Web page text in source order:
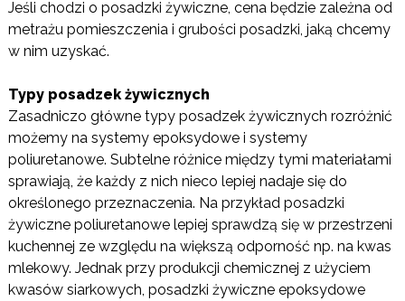
Jeśli chodzi o posadzki żywiczne, cena będzie zależna od
metrażu pomieszczenia i grubości posadzki, jaką chcemy
w nim uzyskać.
Typy posadzek żywicznych
Zasadniczo główne typy posadzek żywicznych rozróżnić
możemy na systemy epoksydowe i systemy
poliuretanowe. Subtelne różnice między tymi materiałami
sprawiają, że każdy z nich nieco lepiej nadaje się do
określonego przeznaczenia. Na przykład posadzki
żywiczne poliuretanowe lepiej sprawdzą się w przestrzeni
kuchennej ze względu na większą odporność np. na kwas
mlekowy. Jednak przy produkcji chemicznej z użyciem
kwasów siarkowych, posadzki żywiczne epoksydowe